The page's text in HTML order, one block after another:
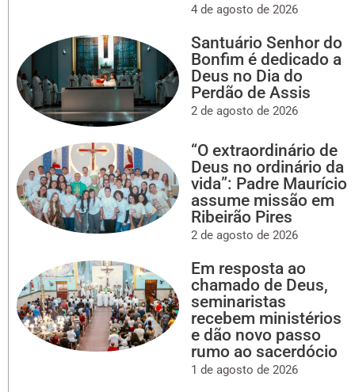
4 de agosto de 2026
Santuário Senhor do
Bonfim é dedicado a
Deus no Dia do
Perdão de Assis
2 de agosto de 2026
“O extraordinário de
Deus no ordinário da
vida”: Padre Maurício
assume missão em
Ribeirão Pires
2 de agosto de 2026
Em resposta ao
chamado de Deus,
seminaristas
recebem ministérios
e dão novo passo
rumo ao sacerdócio
1 de agosto de 2026